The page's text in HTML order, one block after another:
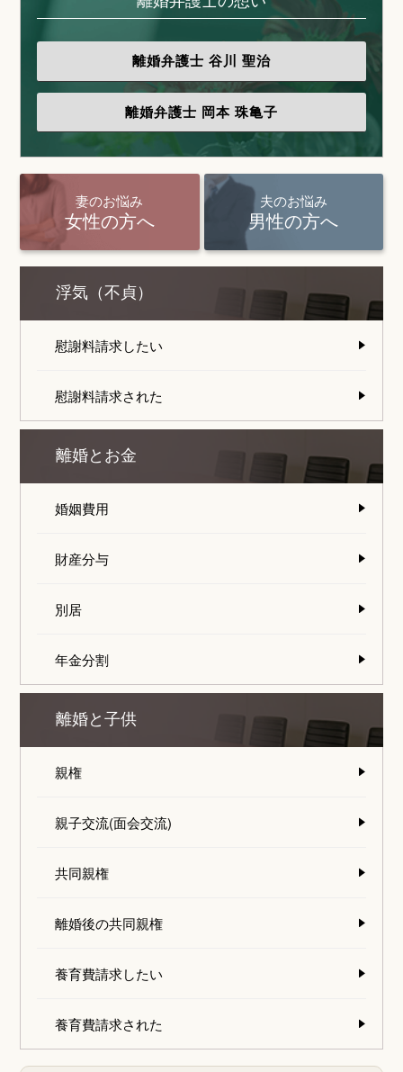
離婚弁護士 谷川 聖治
離婚弁護士 岡本 珠亀子
妻のお悩み
女性の方へ
夫のお悩み
男性の方へ
浮気（不貞）
慰謝料請求したい
慰謝料請求された
離婚とお金
婚姻費用
財産分与
別居
年金分割
離婚と子供
親権
親子交流(面会交流)
共同親権
離婚後の共同親権
養育費請求したい
養育費請求された